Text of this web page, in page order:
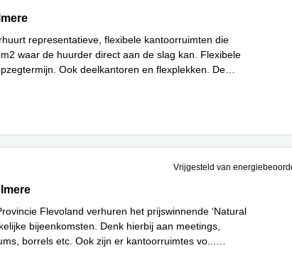
representatieve, flexibele kantoorruimten die
waar de huurder direct aan de slag kan. Flexibele
Ook deelkantoren en flexplekken. De
Vrijgesteld van
Flevoland verhuren het prijswinnende ‘Natural
bijeenkomsten. Denk hierbij aan meetings,
borrels etc. Ook zijn er kantoorruimtes vo